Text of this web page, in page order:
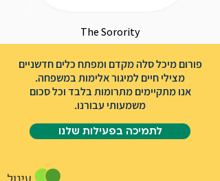
The Sorority
פורום מיכל סלה מקדם ומפתח כלים חדשניים
מצילי חיים למיגור אלימות במשפחה.
אנו מתקיימים מתרומות בלבד וכל סכום
משמעותי עבורנו.
לתמיכה בפעילות שלנו